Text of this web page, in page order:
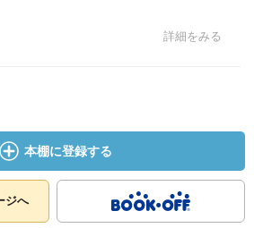
詳細をみる
本棚に登録する
ジへ